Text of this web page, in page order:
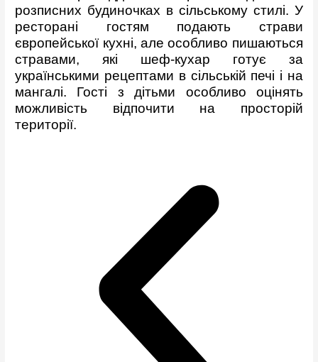
розписних будиночках в сільському стилі. У
ресторані гостям подають страви
європейської кухні, але особливо пишаються
стравами, які шеф-кухар готує за
українськими рецептами в сільській печі і на
мангалі. Гості з дітьми особливо оцінять
можливість відпочити на просторій
території.